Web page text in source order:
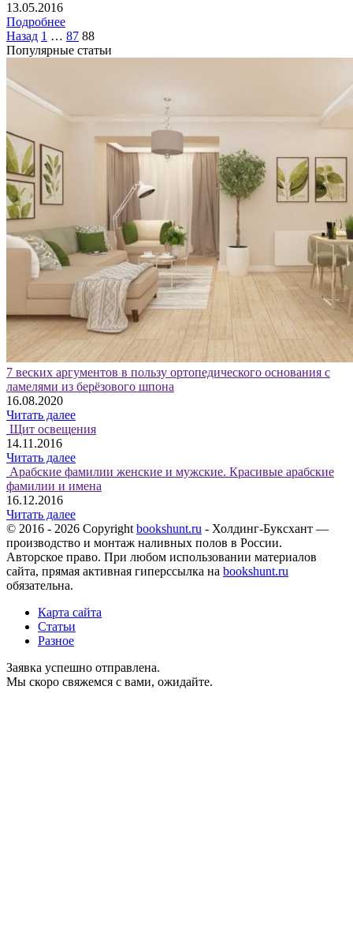
13.05.2016
Подробнее
Назад 1 … 87 88
Популярные статьи
7 веских аргументов в пользу ортопедического основания с
ламелями из берёзового шпона
16.08.2020
Читать далее
Щит освещения
14.11.2016
Читать далее
Арабские фамилии женские и мужские. Красивые арабские
фамилии и имена
16.12.2016
Читать далее
© 2016 - 2026 Copyright bookshunt.ru - Холдинг-Буксхант —
производство и монтаж наливных полов в России.
Авторское право. При любом использовании материалов
сайта, прямая активная гиперссылка на bookshunt.ru
обязательна.
Карта сайта
Статьи
Разное
Заявка успешно отправлена.
Мы скоро свяжемся с вами, ожидайте.